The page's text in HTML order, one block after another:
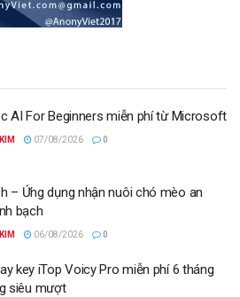
AI For Beginners miễn phí từ Microsoft
07/08/2026 0
– Ứng dụng nhận nuôi chó mèo an
bạch
06/08/2026 0
key iTop Voicy Pro miễn phí 6 tháng
siêu mượt